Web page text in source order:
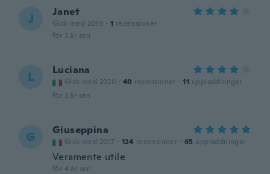
J Janet
Gick med 2019 · 1 recensioner
för 3 år sen
L Luciana
Gick med 2020 · 40 recensioner · 11 uppladdningar
för 3 år sen
G Giuseppina
Gick med 2017 · 124 recensioner · 65 uppladdningar
Veramente utile
för 4 år sen